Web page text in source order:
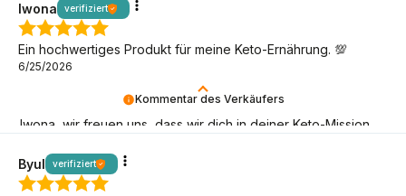
Kommentar des Verkäufers
Iwona, wir freuen uns, dass wir dich in deiner Keto-Mission
Iwona verifiziert
Ein hochwertiges Produkt für meine Keto-Ernährung. 💯
6/25/2026
Byul verifiziert